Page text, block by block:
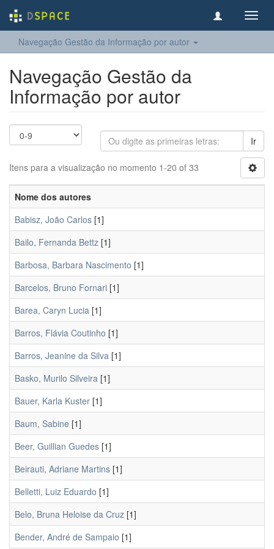
Navegação Gestão da Informação por autor
Navegação Gestão da
Informação por autor
Ir
Itens para a visualização no momento 1-20 of 33
Nome dos autores
Babisz, João Carlos [1]
Bailo, Fernanda Bettz [1]
Barbosa, Barbara Nascimento [1]
Barcelos, Bruno Fornari [1]
Barea, Caryn Lucia [1]
Barros, Flávia Coutinho [1]
Barros, Jeanine da Silva [1]
Basko, Murilo Silveira [1]
Bauer, Karla Kuster [1]
Baum, Sabine [1]
Beer, Guillian Guedes [1]
Beirauti, Adriane Martins [1]
Belletti, Luiz Eduardo [1]
Belo, Bruna Heloise da Cruz [1]
Bender, André de Sampaio [1]